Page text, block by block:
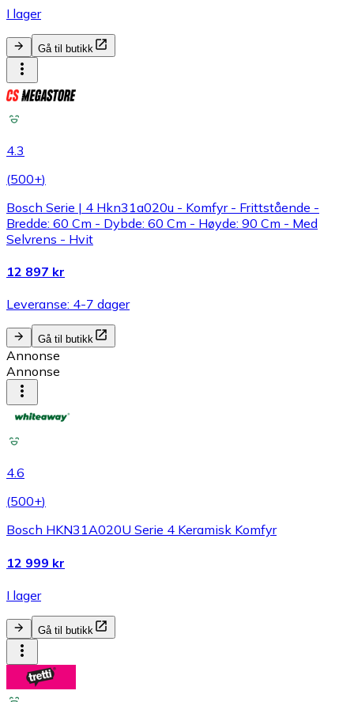
I lager
Gå til butikk
4.3
(500+)
Bosch Serie | 4 Hkn31a020u - Komfyr - Frittstående -
Bredde: 60 Cm - Dybde: 60 Cm - Høyde: 90 Cm - Med
Selvrens - Hvit
12 897 kr
Leveranse: 4-7 dager
Gå til butikk
Annonse
Annonse
4.6
(500+)
Bosch HKN31A020U Serie 4 Keramisk Komfyr
12 999 kr
I lager
Gå til butikk